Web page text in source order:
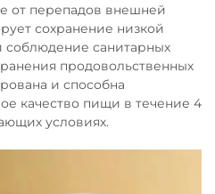
перепадов внешней
сохранение низкой
соблюдение санитарных
продовольственных
и способна
качество пищи в течение 4
условиях.